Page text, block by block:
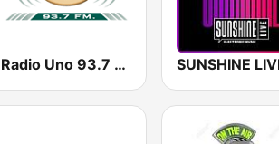
Radio Uno 93.7 FM